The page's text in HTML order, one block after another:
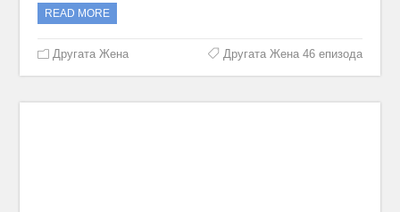
READ MORE
Другата Жена Другата Жена 46 епизода